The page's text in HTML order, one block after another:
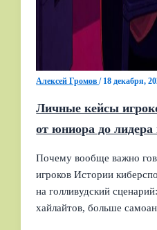
Алексей Громов/ 18 декабря,
Личные кейсы
от юниора до
Почему вообще важно
игроков Истории
на голливудский
хайлайтов, больше